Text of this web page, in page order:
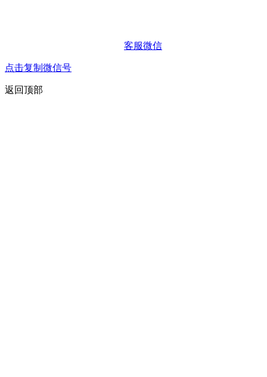
客服微信
点击复制微信号
返回顶部